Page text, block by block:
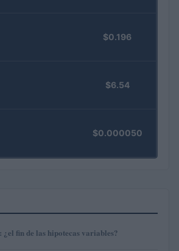
$0.196
$6.54
$0.000050
fin de las hipotecas variables?